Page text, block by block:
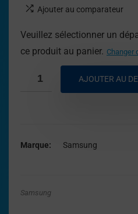
Ajouter au comparateur
Veuillez sélectionner un
ce produit au panier. Changer
AJOUTER AU
Marque Samsung
Samsung